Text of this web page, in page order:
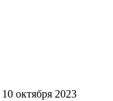
10 октября 2023